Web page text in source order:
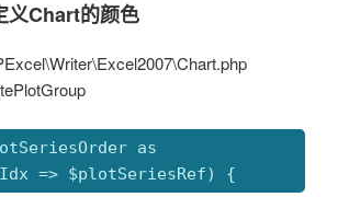
义Chart的颜色
as
=> $plotSeriesRef) {